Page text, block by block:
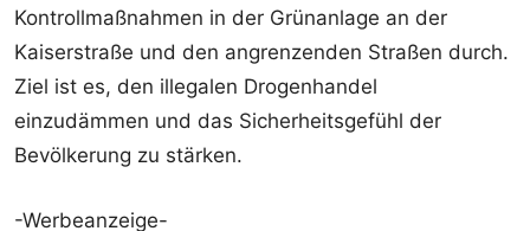
Kontrollmaßnahmen in der Grünanlage an der
Kaiserstraße und den angrenzenden Straßen durch.
Ziel ist es, den illegalen Drogenhandel
einzudämmen und das Sicherheitsgefühl der
Bevölkerung zu stärken.
-Werbeanzeige-